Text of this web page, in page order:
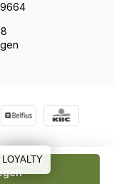
LOYALTY